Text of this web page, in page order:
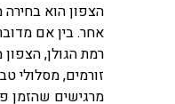
הצפון הוא
אחר. בין אם
רמת הגולן,
זורמים, מסלולי
מרגישים שהזמן